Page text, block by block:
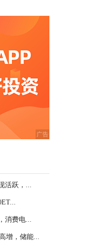
活跃，...
消费电...
增，储能...